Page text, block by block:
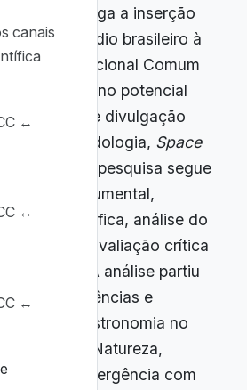
canais
↔
↔
↔
investiga a inserção
Ensino Médio brasileiro à
da Base Nacional Comum
com foco no potencial
canais de divulgação
— Nerdologia, Space
Todo Dia. A pesquisa segue
e documental,
bibliográfica, análise do
BNCC e avaliação crítica
A análise partiu
das competências e
à Astronomia no
da Natureza,
de convergência com